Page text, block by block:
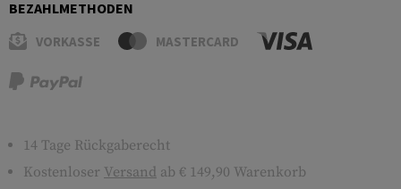
BEZAHLMETHODEN
VORKASSE MASTERCARD
14 Tage Rückgaberecht
Kostenloser Versand ab € 149,90 Warenkorb